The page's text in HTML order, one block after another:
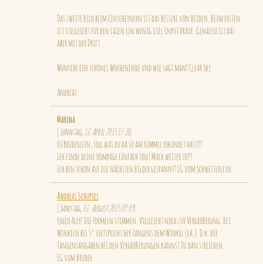
Das zweite Bild beim Einscheinern ist das Bessere von Beiden. Beim ersten
ist vielleicht für den Laien ein wenig viel Input drauf. Genauso ist das
aber mit der Drift.
Wünsche ein schönes Wochenende und wie sagt man! Clear Sky
Andreas
Marina
( Sonntag, 12. April 2015 17:26)
Hi Brüderlein, toll was du da so am Himmel erkundet hast!!!
Ich finde deine Hompage einfach toll! Mach weiter so!!!
Ich bin schon auf die nächsten Bilder gespannt! LG vom Schwesterlein
Andreas Schupies
( Samstag, 01. August 2015 09:09)
Hallo Alex! Die Formeln stimmen. Vielleicht noch zur Vergrößerung. Bei
Winkeln bis 5° entspricht der Tangens dem Winkel (ca.). D.h. die
Tangensangaben bei den Vergrößerungen kannst Du dan streichen.
LG vom Bruder